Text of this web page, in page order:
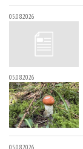
05.08.2026
05.08.2026
05.08.2026